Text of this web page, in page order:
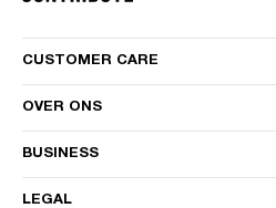
CUSTOMER CARE
OVER ONS
BUSINESS
LEGAL